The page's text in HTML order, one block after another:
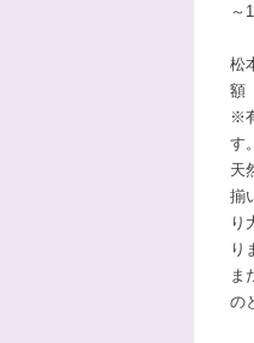
～
松
額
※
す
天
揃
り
り
ま
の